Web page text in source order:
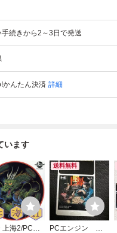
手続きから2～3日で発送
かんたん決済 詳細
います
海2/PCエ
送料無料
PCエンジン 上